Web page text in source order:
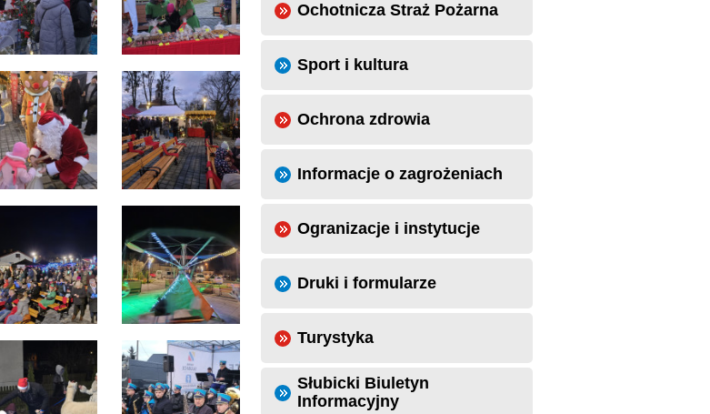
Ochotnicza Straż Pożarna
Sport i kultura
Ochrona zdrowia
Informacje o zagrożeniach
Ogranizacje i instytucje
Druki i formularze
Turystyka
Słubicki Biuletyn
Informacyjny